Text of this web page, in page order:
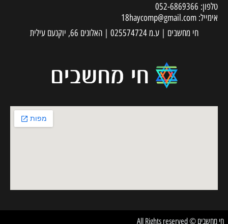
טלפון: 052-6869366
אימייל: 18haycomp@gmail.com
חי מחשבים | ע.מ 025574724 | האלונים 66, יוקנעם עילית
חי מחשבים © All Rights reserved